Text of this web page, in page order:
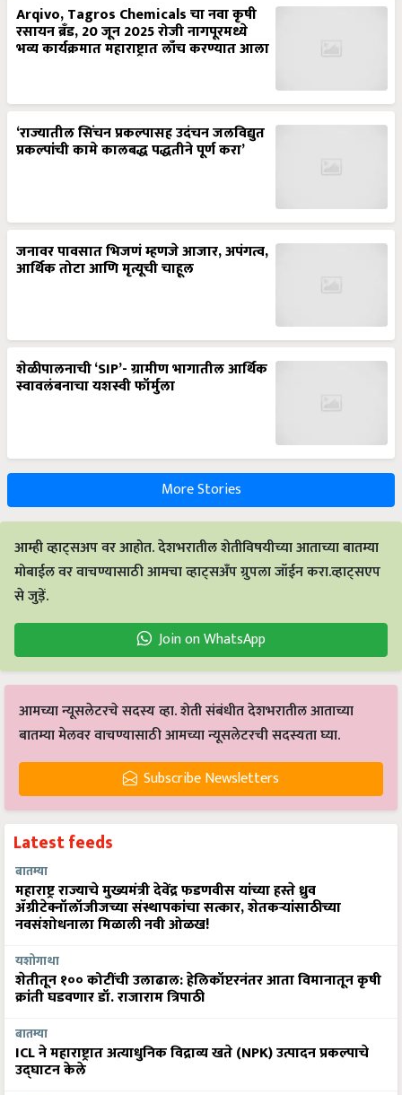
Arqivo, Tagros Chemicals चा नवा कृषी
रसायन ब्रँड, 20 जून 2025 रोजी नागपूरमध्ये
भव्य कार्यक्रमात महाराष्ट्रात लाँच करण्यात आला
‘राज्यातील सिंचन प्रकल्पासह उदंचन जलविद्युत
प्रकल्पांची कामे कालबद्ध पद्धतीने पूर्ण करा’
जनावर पावसात भिजणं म्हणजे आजार, अपंगत्व,
आर्थिक तोटा आणि मृत्यूची चाहूल
शेळीपालनाची ‘SIP’- ग्रामीण भागातील आर्थिक
स्वावलंबनाचा यशस्वी फॉर्मुला
More Stories
आम्ही व्हाट्सअप वर आहोत. देशभरातील शेतीविषयीच्या आताच्या बातम्या
मोबाईल वर वाचण्यासाठी आमचा व्हाट्सअँप ग्रुपला जॉईन करा.व्हाट्सएप
से जुड़ें.
Join on WhatsApp
आमच्या न्यूसलेटरचे सदस्य व्हा. शेती संबंधीत देशभरातील आताच्या
बातम्या मेलवर वाचण्यासाठी आमच्या न्यूसलेटरची सदस्यता घ्या.
Subscribe Newsletters
Latest feeds
बातम्या
महाराष्ट्र राज्याचे मुख्यमंत्री देवेंद्र फडणवीस यांच्या हस्ते ध्रुव
ॲग्रीटेक्नॉलॉजीजच्या संस्थापकांचा सत्कार, शेतकऱ्यांसाठीच्या
नवसंशोधनाला मिळाली नवी ओळख!
यशोगाथा
शेतीतून १०० कोटींची उलाढाल: हेलिकॉप्टरनंतर आता विमानातून कृषी
क्रांती घडवणार डॉ. राजाराम त्रिपाठी
बातम्या
ICL ने महाराष्ट्रात अत्याधुनिक विद्राव्य खते (NPK) उत्पादन प्रकल्पाचे
उद्घाटन केले